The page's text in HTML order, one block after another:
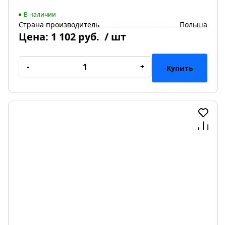
В наличии
Страна производитель Польша
Цена: 1 102 руб. / шт
- + Купить